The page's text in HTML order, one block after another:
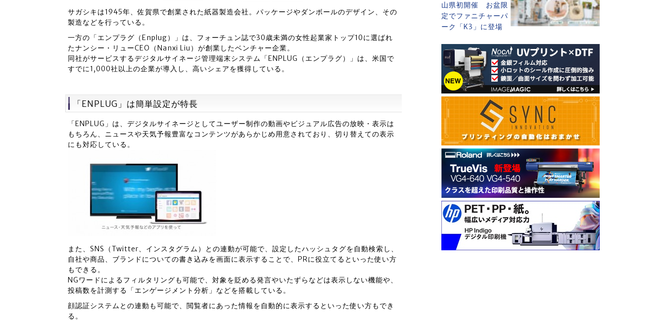
サガシキは1945年、佐賀県で創業された紙器製造会社。パッケージやダンボールのデザイン、その
製造などを行っている。
一方の「エンプラグ（Enplug）」は、フォーチュン誌で30歳未満の女性起業家トップ10に選ばれ
たナンシー・リューCEO（Nanxi Liu）が創業したベンチャー企業。
同社がサービスするデジタルサイネージ管理端末システム「ENPLUG（エンプラグ）」は、米国で
すでに1,000社以上の企業が導入し、高いシェアを獲得している。
「ENPLUG」は簡単設定が特長
「ENPLUG」は、デジタルサイネージとしてユーザー制作の動画やビジュアル広告の放映・表示は
もちろん、ニュースや天気予報豊富なコンテンツがあらかじめ用意されており、切り替えての表示
にも対応している。
また、SNS（Twitter、インスタグラム）との連動が可能で、設定したハッシュタグを自動検索し、
自社や商品、ブランドについての書き込みを画面に表示することで、PRに役立てるといった使い方
もできる。
NGワードによるフィルタリングも可能で、対象を貶める発言やいたずらなどは表示しない機能や、
投稿数を計測する「エンゲージメント分析」などを搭載している。
顔認証システムとの連動も可能で、閲覧者にあった情報を自動的に表示するといった使い方もでき
る。
山県初開催 お盆限
定でファニチャーパ
ーク「K3」に登場